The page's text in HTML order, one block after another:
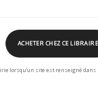
ACHETER CHEZ CE LIBRAIRE
lorsqu’un site est renseigné dans